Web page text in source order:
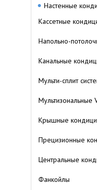
Настенные
Кассетные
Напольно-
Канальные
Мульти-сплит
Мультизональные
Крышные
Прецизионные
Центральные
Фанкойлы